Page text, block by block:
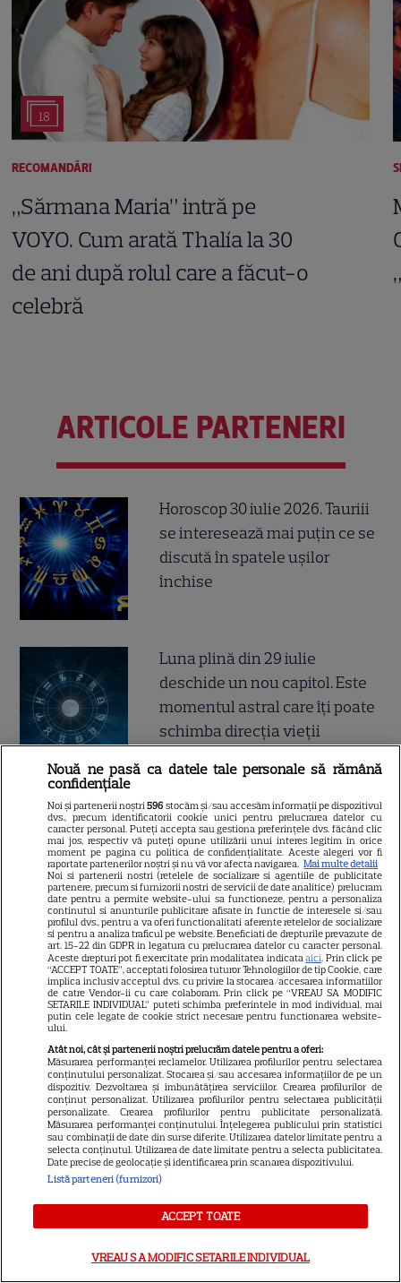
18
RECOMANDĂRI
„Sărmana Maria” intră pe
VOYO. Cum arată Thalía la 30
de ani după rolul care a făcut-o
celebră
ARTICOLE PARTENERI
Horoscop 30 iulie 2026. Tauriii
se interesează mai puțin ce se
discută în spatele ușilor
închise
Luna plină din 29 iulie
deschide un nou capitol. Este
momentul astral care îți poate
schimba direcția vieții
Ploaia de meteori Delta
Aquaride 2026: când o poți
vedea cel mai bine
Câte calorii are pepenele roșu
– beneficii și contraindicații
ALTE ARTICOLE
INTERESANTE
DISNEY PLUS
Nouă ne pasă ca datele tale personale să rămână
confidențiale
Noi și partenerii noștri596 stocăm și/sau accesăm informații pe dispozitivul
dvs., precum identificatorii cookie unici pentru prelucrarea datelor cu
caracter personal. Puteți accepta sau gestiona preferințele dvs. făcând clic
mai jos, respectiv vă puteți opune utilizării unui interes legitim în orice
moment pe pagina cu politica de confidențialitate. Aceste alegeri vor fi
raportate partenerilor noștri și nu vă vor afecta navigarea. Mai multe detalii
Noi si partenerii nostri (retelele de socializare si agentiile de publicitate
partenere, precum si furnizorii nostri de servicii de date analitice) prelucram
date pentru a permite website-ului sa functioneze, pentru a personaliza
continutul si anunturile publicitare afisate in functie de interesele si/sau
profilul dvs., pentru a va oferi functionalitati aferente retelelor de socializare
si pentru a analiza traficul pe website. Beneficiati de drepturile prevazute de
art. 15-22 din GDPR in legatura cu prelucrarea datelor cu caracter personal.
Aceste drepturi pot fi exercitate prin modalitatea indicataaici. Prin click pe
“ACCEPT TOATE”, acceptati folosirea tuturor Tehnologiilor de tip Cookie, care
implica inclusiv acceptul dvs. cu privire la stocarea/accesarea informatiilor
de catre Vendor-ii cu care colaboram. Prin click pe “VREAU SA MODIFIC
SETARILE INDIVIDUAL” puteti schimba preferintele in mod individual, mai
putin cele legate de cookie strict necesare pentru functionarea website-
ului.
Atât noi, cât și partenerii noștri prelucrăm datele pentru a oferi:
Măsurarea performanței reclamelor. Utilizarea profilurilor pentru selectarea
conținutului personalizat. Stocarea și/sau accesarea informațiilor de pe un
dispozitiv. Dezvoltarea și îmbunătățirea serviciilor. Crearea profilurilor de
conținut personalizat. Utilizarea profilurilor pentru selectarea publicității
personalizate. Crearea profilurilor pentru publicitate personalizată.
Măsurarea performanței conținutului. Înțelegerea publicului prin statistici
sau combinații de date din surse diferite. Utilizarea datelor limitate pentru a
selecta conținutul. Utilizarea de date limitate pentru a selecta publicitatea.
Date precise de geolocație și identificarea prin scanarea dispozitivului.
Listă parteneri (furnizori)
ACCEPT TOATE
VREAU SA MODIFIC SETARILE INDIVIDUAL